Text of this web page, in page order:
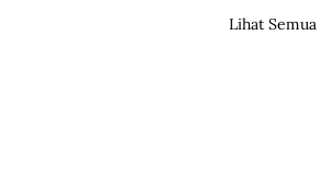
Lihat Semua